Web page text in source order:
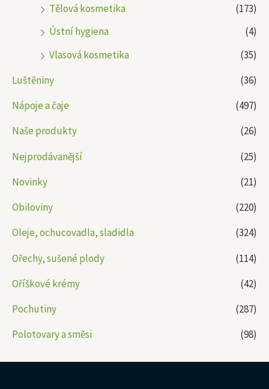
Tělová kosmetika
(173)
Ústní hygiena
(4)
Vlasová kosmetika
(35)
Luštěniny
(36)
Nápoje a čaje
(497)
Naše produkty
(26)
Nejprodávanější
(25)
Novinky
(21)
Obiloviny
(220)
Oleje, ochucovadla, sladidla
(324)
Ořechy, sušené plody
(114)
Oříškové krémy
(42)
Pochutiny
(287)
Polotovary a směsi
(98)